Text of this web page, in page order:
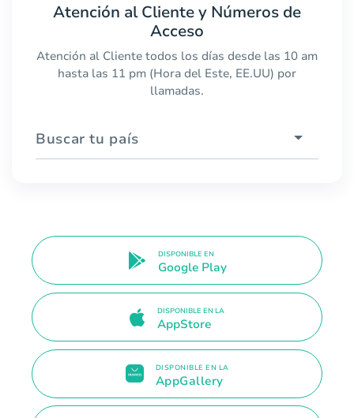
Atención al Cliente y Números de
Acceso
Atención al Cliente todos los días desde las 10 am
hasta las 11 pm (Hora del Este, EE.UU) por
llamadas.
Buscar tu país
DISPONIBLE EN
Google Play
DISPONIBLE EN LA
AppStore
DISPONIBLE EN LA
AppGallery